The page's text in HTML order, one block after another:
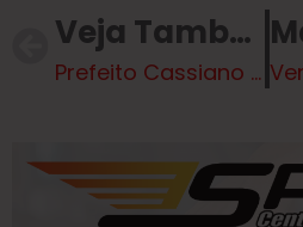
Veja Também
Prefeito Cassiano Maia realiza visita a obras em andamento em Três Lagoas